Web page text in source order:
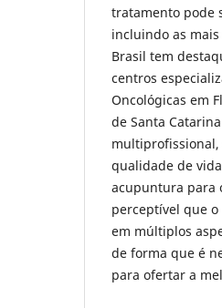
tratamento pode
incluindo as
Brasil tem
centros
Oncológicas em
de Santa
qualidade de
acupuntura para
perceptível que
em múltiplos
de forma que é
para ofertar a